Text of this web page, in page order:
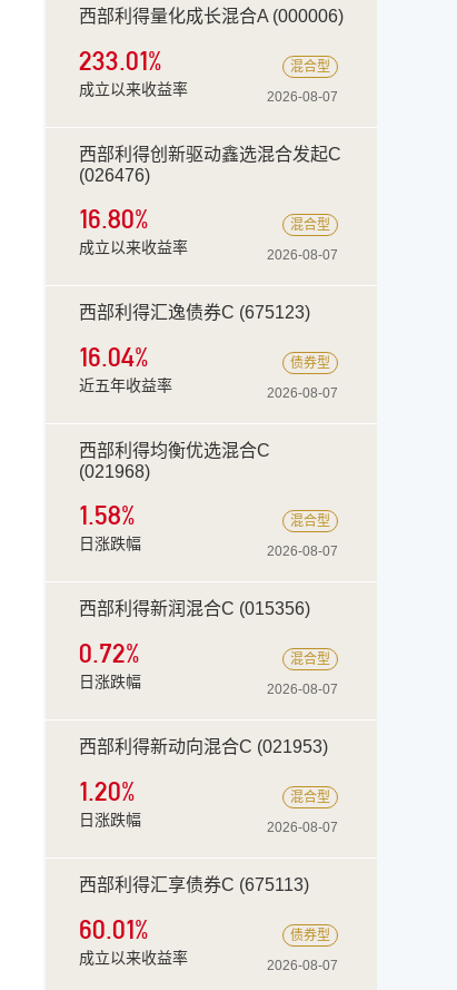
西部利得量化成长混合A (000006)
233.01%
成立以来收益率
混合型
2026-08-07
西部利得创新驱动鑫选混合发起C
(026476)
16.80%
成立以来收益率
混合型
2026-08-07
西部利得汇逸债券C (675123)
16.04%
近五年收益率
债券型
2026-08-07
西部利得均衡优选混合C
(021968)
1.58%
日涨跌幅
混合型
2026-08-07
西部利得新润混合C (015356)
0.72%
日涨跌幅
混合型
2026-08-07
西部利得新动向混合C (021953)
1.20%
日涨跌幅
混合型
2026-08-07
西部利得汇享债券C (675113)
60.01%
成立以来收益率
债券型
2026-08-07